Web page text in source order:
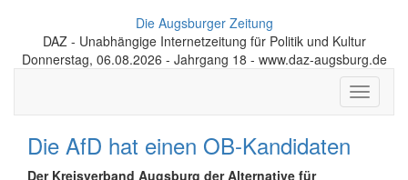
Die Augsburger Zeitung
DAZ - Unabhängige Internetzeitung für Politik und Kultur
Donnerstag, 06.08.2026 - Jahrgang 18 - www.daz-augsburg.de
Toggle
Die AfD hat einen OB-Kandidaten
Der Kreisverband Augsburg der Alternative für